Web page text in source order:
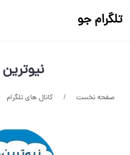
تلگرام جو
صفحه نخست کانال های تلگرام